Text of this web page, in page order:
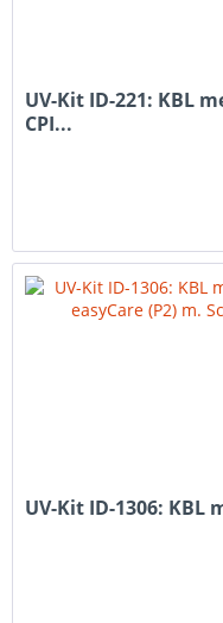
UV-Kit ID-221: KBL
CPI...
UV-Kit ID-1306: KBL